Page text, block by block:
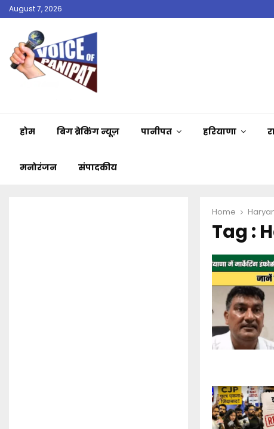
August 7, 2026
होम बिग ब्रेकिंग न्यूज़ पानीपत हरियाणा
मनोरंजन संपादकीय
Home
Tag :